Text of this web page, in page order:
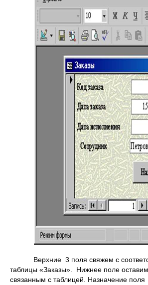
Верхние 3 поля свяжем с
таблицы «Заказы». Нижнее поле
связанным с таблицей. Назначение поля